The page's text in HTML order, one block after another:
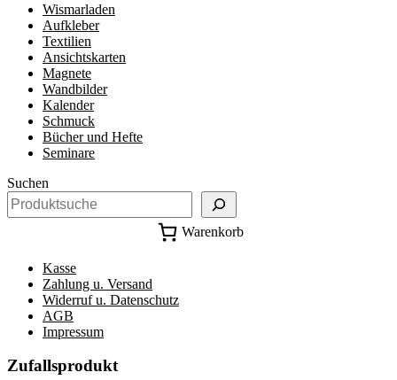
Wismarladen
Aufkleber
Textilien
Ansichtskarten
Magnete
Wandbilder
Kalender
Schmuck
Bücher und Hefte
Seminare
Suchen
Warenkorb
Kasse
Zahlung u. Versand
Widerruf u. Datenschutz
AGB
Impressum
Zufallsprodukt